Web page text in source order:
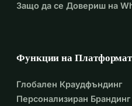
Защо да се Довериш на
Функции на
Глобален Краудфъндинг
Персонализиран Брандинг